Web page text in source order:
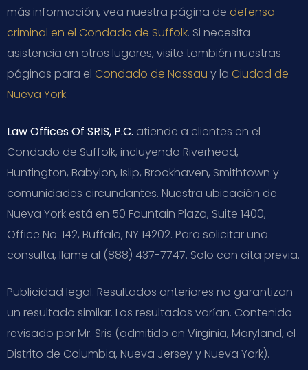
más información, vea nuestra página de defensa
criminal en el Condado de Suffolk. Si necesita
asistencia en otros lugares, visite también nuestras
páginas para el Condado de Nassau y la Ciudad de
Nueva York.
Law Offices Of SRIS, P.C. atiende a clientes en el
Condado de Suffolk, incluyendo Riverhead,
Huntington, Babylon, Islip, Brookhaven, Smithtown y
comunidades circundantes. Nuestra ubicación de
Nueva York está en 50 Fountain Plaza, Suite 1400,
Office No. 142, Buffalo, NY 14202. Para solicitar una
consulta, llame al (888) 437-7747. Solo con cita previa.
Publicidad legal. Resultados anteriores no garantizan
un resultado similar. Los resultados varían. Contenido
revisado por Mr. Sris (admitido en Virginia, Maryland, el
Distrito de Columbia, Nueva Jersey y Nueva York).